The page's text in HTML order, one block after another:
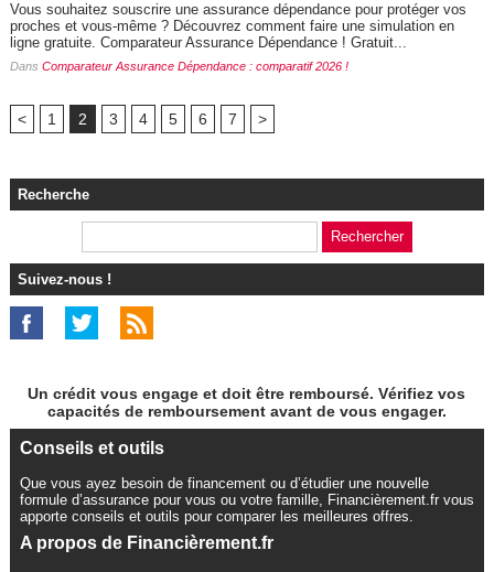
Vous souhaitez souscrire une assurance dépendance pour protéger vos
proches et vous-même ? Découvrez comment faire une simulation en
ligne gratuite. Comparateur Assurance Dépendance ! Gratuit...
Dans Comparateur Assurance Dépendance : comparatif 2026 !
< 1 2 3 4 5 6 7 >
Recherche
Suivez-nous !
Un crédit vous engage et doit être remboursé. Vérifiez vos
capacités de remboursement avant de vous engager.
Conseils et outils
Que vous ayez besoin de financement ou d’étudier une nouvelle
formule d’assurance pour vous ou votre famille, Financièrement.fr vous
apporte conseils et outils pour comparer les meilleures offres.
A propos de Financièrement.fr